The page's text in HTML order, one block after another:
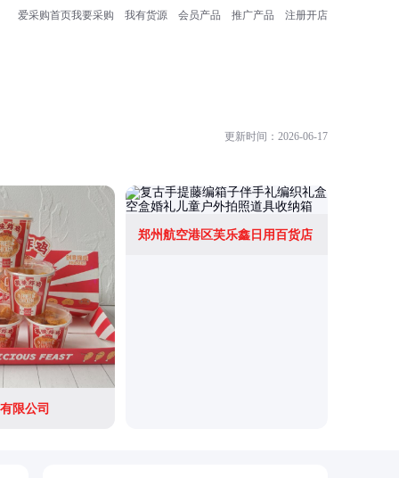
爱采购首页我要采购 我有货源 会员产品 推广产品 注册开店
更新时间：2026-06-17
限公司
郑州航空港区芙乐鑫日用百货店